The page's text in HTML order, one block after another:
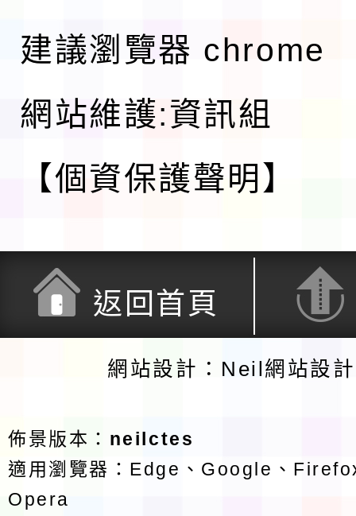
建議瀏覽器 chrome
網站維護:資訊組
【個資保護聲明】
返回首頁
網站設計：Neil網站設
佈景版本： neilctes
適用瀏覽器：Edge、Google、
Opera